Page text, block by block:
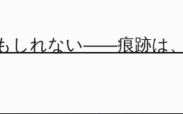
しれない――痕跡は、